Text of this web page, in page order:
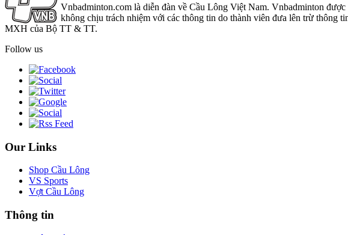
Vnbadminton.com là diễn đàn về Cầu Lông Việt Nam. Vnbadminton
không chịu trách nhiệm với các thông tin do thành viên đưa lên trừ thông
MXH của Bộ TT & TT.
Follow us
Our Links
Shop Cầu Lông
VS Sports
Vợt Cầu Lông
Thông tin